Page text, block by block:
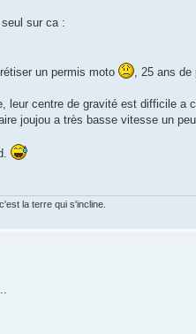
sur ca :
un permis moto , 25 ans de
leur centre de gravité est difficile a
joujou a très basse vitesse un
la terre qui s'incline.